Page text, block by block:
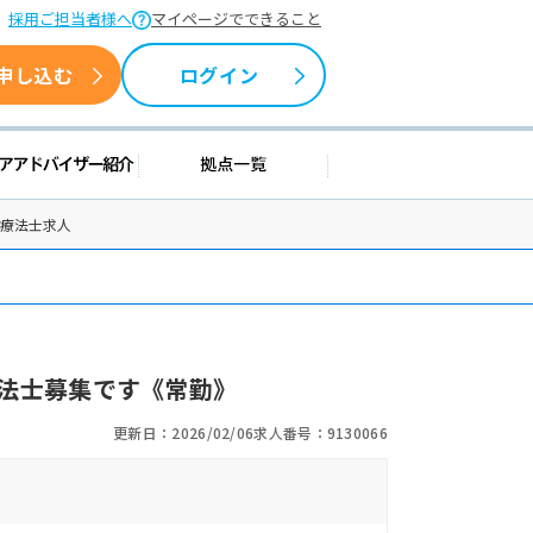
採用ご担当者様へ マイページでできること
し込む ログイン
情報 キャリアアドバイザー紹介拠点一覧
法士求人
募集です《常勤》
更新日：2026/02/06求人番号：9130066